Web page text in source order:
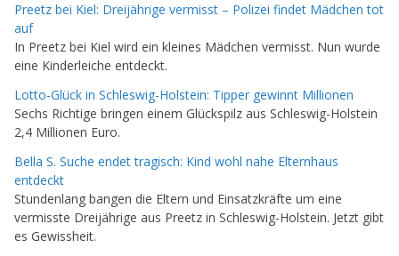
Preetz bei Kiel: Dreijährige vermisst – Polizei findet Mädchen tot
auf
In Preetz bei Kiel wird ein kleines Mädchen vermisst. Nun wurde
eine Kinderleiche entdeckt.
Lotto-Glück in Schleswig-Holstein: Tipper gewinnt Millionen
Sechs Richtige bringen einem Glückspilz aus Schleswig-Holstein
2,4 Millionen Euro.
Bella S. Suche endet tragisch: Kind wohl nahe Elternhaus
entdeckt
Stundenlang bangen die Eltern und Einsatzkräfte um eine
vermisste Dreijährige aus Preetz in Schleswig-Holstein. Jetzt gibt
es Gewissheit.